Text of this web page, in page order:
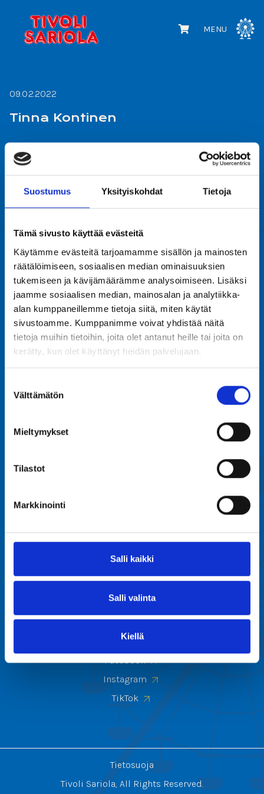
Suostumus Yksityiskohdat Tietoja
Tämä sivusto käyttää evästeitä
Käytämme evästeitä tarjoamamme sisällön ja mainosten
räätälöimiseen, sosiaalisen median ominaisuuksien
tukemiseen ja kävijämäärämme analysoimiseen. Lisäksi
jaamme sosiaalisen median, mainosalan ja analytiikka-
alan kumppaneillemme tietoja siitä, miten käytät
sivustoamme. Kumppanimme voivat yhdistää näitä
tietoja muihin tietoihin, joita olet antanut heille tai joita on
kerätty, kun olet käyttänyt heidän palvelujaan.
valinta
Välttämätön
Mieltymykset
Tilastot
Markkinointi
Salli kaikki
Salli valinta
Kiellä
MENU
09.02.2022
Tinna Kontinen
READ MORE
Tivoli Sariola Oy
Kuvagalleria
Usein kysyttyä
Yhteystiedot
Seuraa meitä
Facebook
Instagram
TikTok
Tietosuoja
Tivoli Sariola, All Rights Reserved.